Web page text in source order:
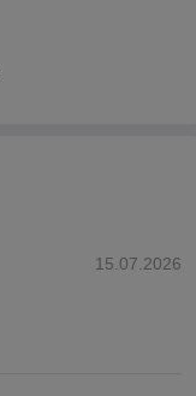
15.07.2026